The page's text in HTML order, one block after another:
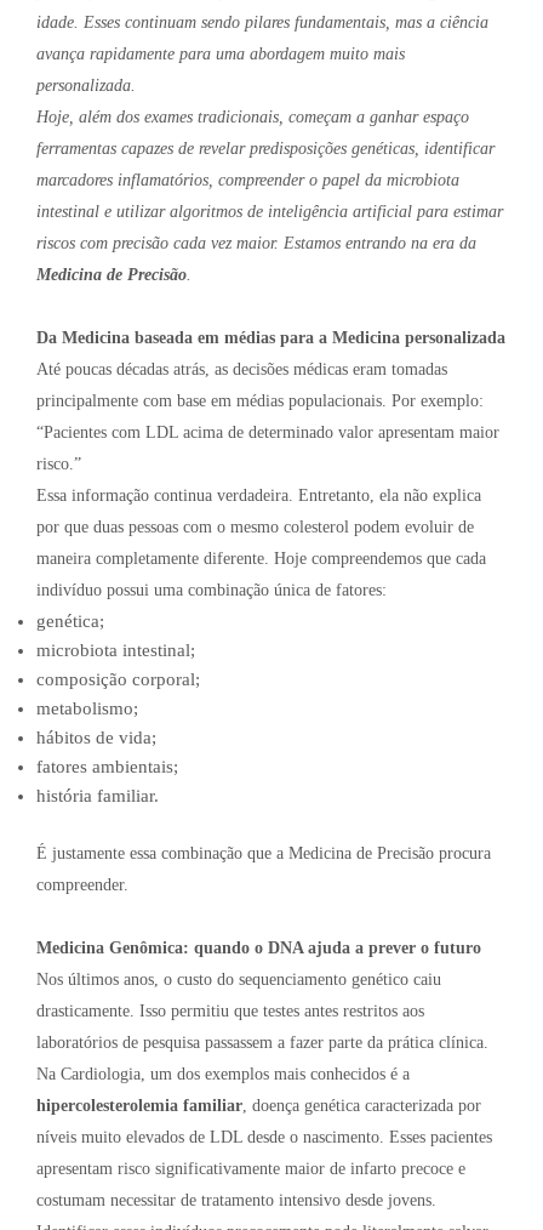
idade. Esses continuam sendo pilares fundamentais, mas a ciência
avança rapidamente para uma abordagem muito mais
personalizada.
Hoje, além dos exames tradicionais, começam a ganhar espaço
ferramentas capazes de revelar predisposições genéticas, identificar
marcadores inflamatórios, compreender o papel da microbiota
intestinal e utilizar algoritmos de inteligência artificial para estimar
riscos com precisão cada vez maior. Estamos entrando na era da
Medicina de Precisão.
Da Medicina baseada em médias para a Medicina personalizada
Até poucas décadas atrás, as decisões médicas eram tomadas
principalmente com base em médias populacionais. Por exemplo:
“Pacientes com LDL acima de determinado valor apresentam maior
risco.”
Essa informação continua verdadeira. Entretanto, ela não explica
por que duas pessoas com o mesmo colesterol podem evoluir de
maneira completamente diferente. Hoje compreendemos que cada
indivíduo possui uma combinação única de fatores:
genética;
microbiota intestinal;
composição corporal;
metabolismo;
hábitos de vida;
fatores ambientais;
história familiar.
É justamente essa combinação que a Medicina de Precisão procura
compreender.
Medicina Genômica: quando o DNA ajuda a prever o futuro
Nos últimos anos, o custo do sequenciamento genético caiu
drasticamente. Isso permitiu que testes antes restritos aos
laboratórios de pesquisa passassem a fazer parte da prática clínica.
Na Cardiologia, um dos exemplos mais conhecidos é a
hipercolesterolemia familiar , doença genética caracterizada por
níveis muito elevados de LDL desde o nascimento. Esses pacientes
apresentam risco significativamente maior de infarto precoce e
costumam necessitar de tratamento intensivo desde jovens.